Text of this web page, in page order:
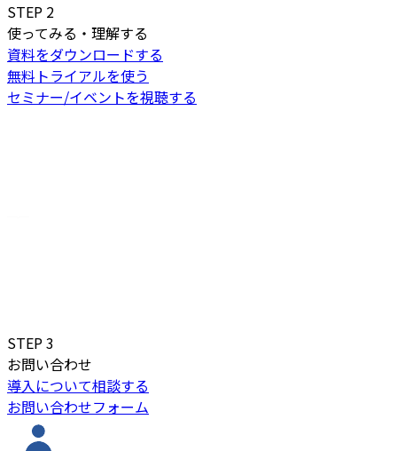
STEP 2
使ってみる・理解する
資料をダウンロードする
無料トライアルを使う
セミナー/イベントを視聴する
STEP3
お問い合わせ
導入について相談する
お問い合わせフォーム